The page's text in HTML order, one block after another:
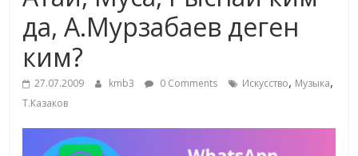
маданияты
жана
адабияты
да, А.Мурзабаев деген
ким?
27.07.2009 kmb3 0 Comments Искусство, Музыка,
Т.Казаков